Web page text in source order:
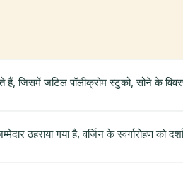
हैं, जिसमें जटिल पॉलीक्रोम स्टुको, सोने के
ठहराया गया है, वर्जिन के स्वर्गारोहण